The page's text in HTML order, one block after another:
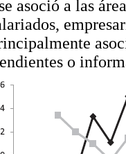
asoció a las
o